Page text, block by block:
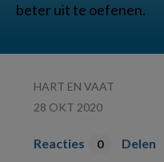
beter uit te oefenen.
HART EN VAAT
28 OKT 2020
Reacties 0 Delen